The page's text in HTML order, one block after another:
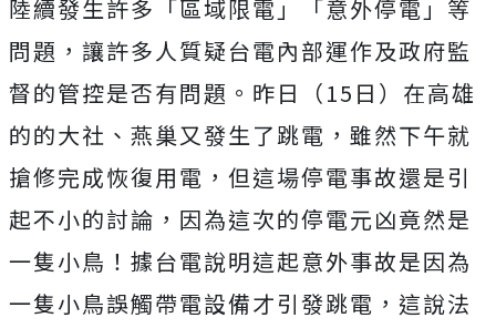
陸續發生許多「區域限電」「意外停電」等
問題，讓許多人質疑台電內部運作及政府監
督的管控是否有問題。昨日（15日 ）在高雄
的的大社、燕巢又發生了跳電，雖然下午就
搶修完成恢復用電，但這場停電事故還是引
起不小的討論，因為這次的停電元凶竟然是
一隻小鳥！據台電說明這起意外事故是因為
一隻小鳥誤觸帶電設備才引發跳電，這說法